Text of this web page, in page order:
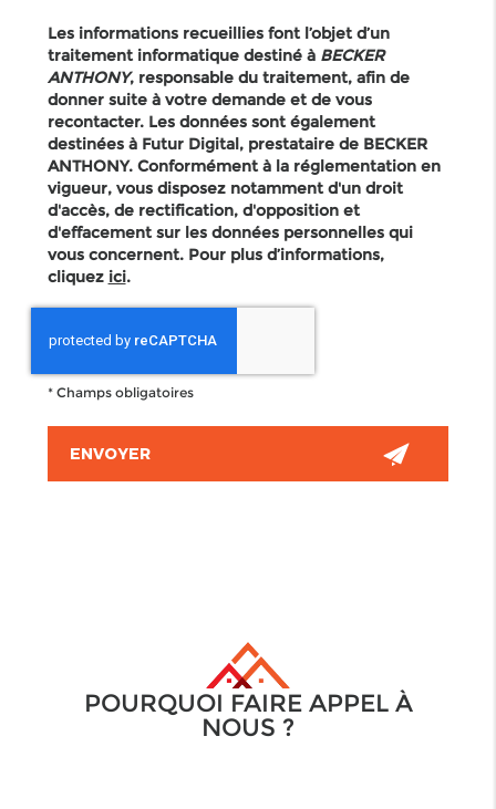
Les informations recueillies font l’objet d’un
traitement informatique destiné àBECKER
ANTHONY, responsable du traitement, afin de
donner suite à votre demande et de vous
recontacter. Les données sont également
destinées à Futur Digital, prestataire de BECKER
ANTHONY. Conformément à la réglementation en
vigueur, vous disposez notamment d'un droit
d'accès, de rectification, d'opposition et
d'effacement sur les données personnelles qui
vous concernent. Pour plus d’informations,
cliquez ici.
* Champs obligatoires
POURQUOI FAIRE APPEL À
NOUS ?